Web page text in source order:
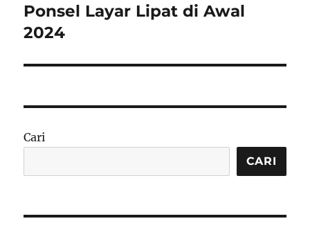
Ponsel Layar Lipat di Awal
2024
Cari
CARI